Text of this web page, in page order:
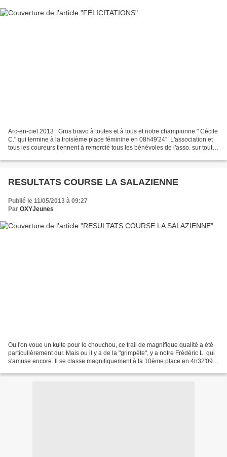
Arc-en-ciel 2013 : Gros bravo à toutes et à tous et notre championne " Cécile
C." qui termine à la troisième place féminine en 08h49'24''. L'association et
tous les coureurs tiennent à remercié tous les bénévoles de l'asso. sur tout le
RESULTATS COURSE LA SALAZIENNE
Publié le 11/05/2013 à 09:27
Par OXYJeunes
Ou l'on voue un kulte pour le chouchou, ce trail de magnifique qualité a été
particulièrement dur. Mais ou il y a de la "grimpète", y a notre Frédéric L. qui
s'amuse encore. Il se classe magnifiquement à la 10ème place en 4h32'09.